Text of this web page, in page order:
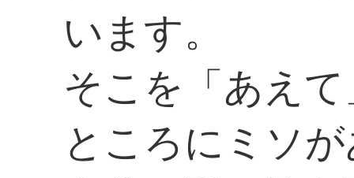
います。
そこを「あえ
ところにミソ